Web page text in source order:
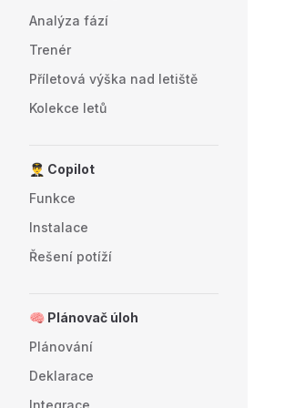
Analýza fází
Trenér
Příletová výška nad letiště
Kolekce letů
👨‍✈️ Copilot
Funkce
Instalace
Řešení potíží
🧠 Plánovač úloh
Plánování
Deklarace
Integrace